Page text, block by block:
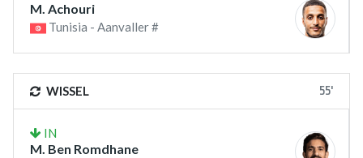
M. Achouri
Tunisia - Aanvaller #
WISSEL 55'
IN
M. Ben Romdhane